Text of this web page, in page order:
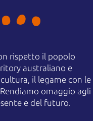
rispetto il popolo
australiano e
il legame con le
omaggio agli
e del futuro.